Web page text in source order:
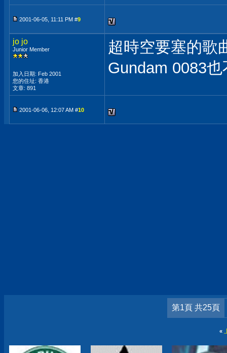
2001-06-05, 11:11 PM #9
jo jo
Junior Member
加入日期: Feb 2001
您的住址: 香港
文章: 891
超時空要塞的歌
Gundam 0083也
2001-06-06, 12:07 AM #10
第1頁 共25頁
«